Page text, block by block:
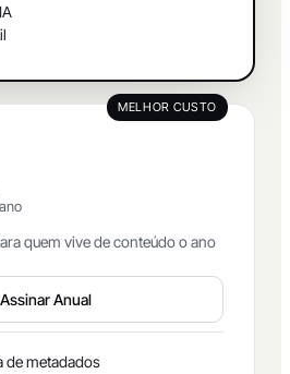
MELHOR CUSTO
quem vive de conteúdo o ano
Assinar Anual
de metadados